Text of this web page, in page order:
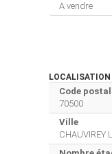
A vendre
LOCALISATION
Code postal
70500
Ville
CHAUVIREY